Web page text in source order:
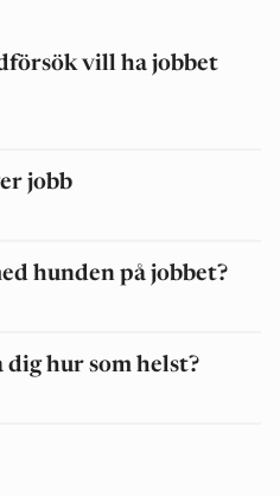
vill ha jobbet
jobb
hunden på jobbet?
dig hur som helst?